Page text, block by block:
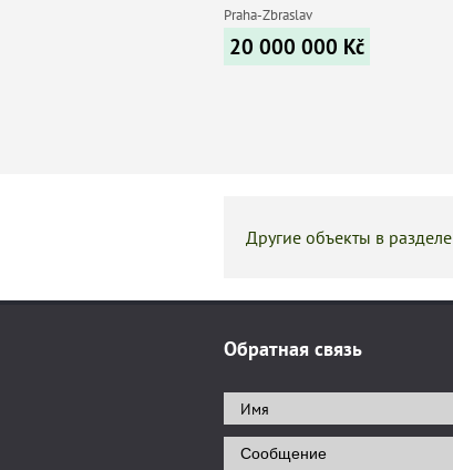
Praha-Zbraslav
20 000 000 Kč
Другие объекты в разделе
Обратная связь